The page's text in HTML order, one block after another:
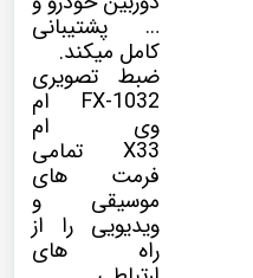
… پشتیبانی
کامل میکند.
ضبط تصویری
FX-1032 ام
وی ام
X33 تمامی
فرمت های
موسیقی و
ویدیویی را از
راه های